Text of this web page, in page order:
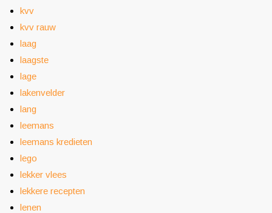
kvv
kvv rauw
laag
laagste
lage
lakenvelder
lang
leemans
leemans kredieten
lego
lekker vlees
lekkere recepten
lenen